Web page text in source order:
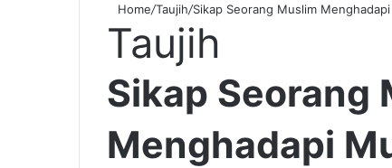
Home/Taujih/Sikap Seorang Muslim
Taujih
Sikap Seorang
Menghadapi